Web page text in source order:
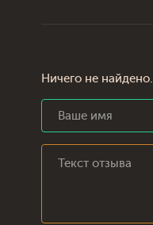
Ничего не найдено.